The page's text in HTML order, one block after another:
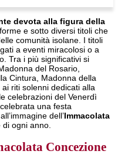
devota alla figura della
e sotto diversi titoli che
comunità isolane. I titoli
a eventi miracolosi o a
Tra i più significativi si
del Rosario,
Cintura, Madonna della
riti solenni dedicati alla
celebrazioni del Venerdì
una festa
dell’Immacolata
di ogni anno.
Concezione